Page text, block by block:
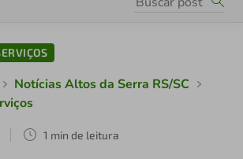
Notícias Altos da Serra RS/SC
1 min de leitura